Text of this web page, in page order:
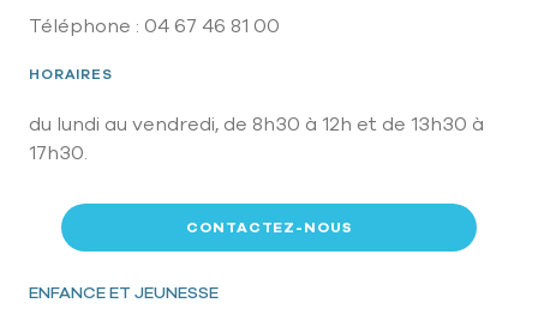
Téléphone : 04 67 46 81 00
HORAIRES
du lundi au vendredi, de 8h30 à 12h et de 13h30 à
17h30.
CONTACTEZ-NOUS
Pied de page
ENFANCE ET JEUNESSE